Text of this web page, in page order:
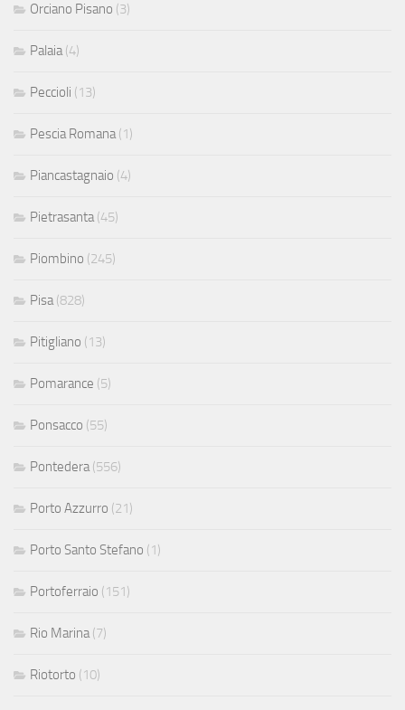
Orciano Pisano (3)
Palaia(4)
Peccioli (13)
Pescia Romana(1)
Piancastagnaio (4)
Pietrasanta(45)
Piombino (245)
Pisa(828)
Pitigliano (13)
Pomarance (5)
Ponsacco (55)
Pontedera(556)
Porto Azzurro (21)
Porto Santo Stefano (1)
Portoferraio (151)
Rio Marina(7)
Riotorto (10)